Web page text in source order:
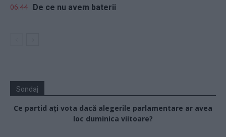
06.44 De ce nu avem baterii
Sondaj
Ce partid ați vota dacă alegerile parlamentare ar avea
loc duminica viitoare?